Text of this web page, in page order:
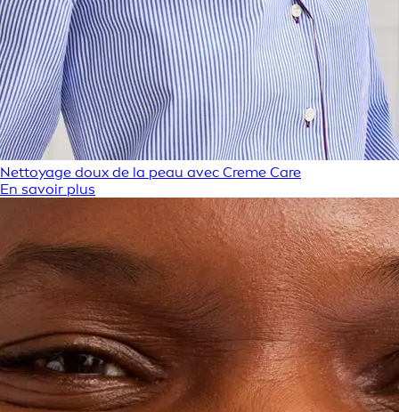
Nettoyage doux de la peau avec Creme Care
En savoir plus